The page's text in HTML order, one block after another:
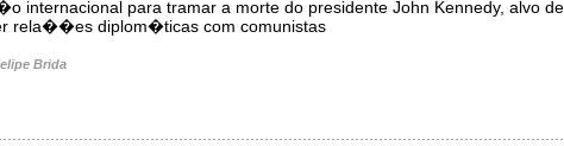
internacional para tramar a morte do presidente John Kennedy, alvo de
rela��es diplom�ticas com comunistas
Brida